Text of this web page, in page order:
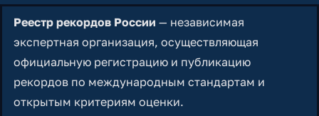
Реестр рекордов России — независимая
экспертная организация, осуществляющая
официальную регистрацию и публикацию
рекордов по международным стандартам и
открытым критериям оценки.